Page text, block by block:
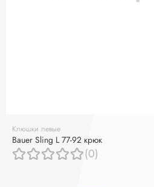
Клюшки левые
Bauer Sling L 77-92 крюк
(0)